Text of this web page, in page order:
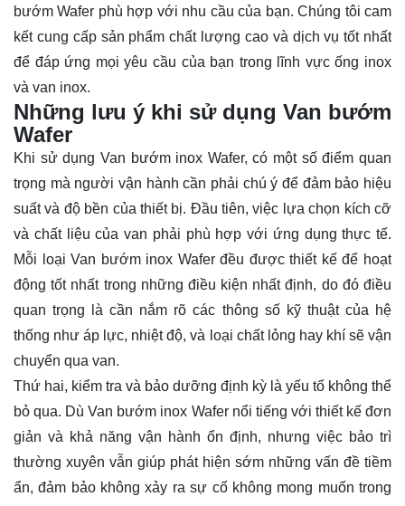
bướm Wafer phù hợp với nhu cầu của bạn. Chúng tôi cam
kết cung cấp sản phẩm chất lượng cao và dịch vụ tốt nhất
để đáp ứng mọi yêu cầu của bạn trong lĩnh vực ống inox
và van inox.
Những lưu ý khi sử dụng Van bướm
Wafer
Khi sử dụng Van bướm inox Wafer, có một số điểm quan
trọng mà người vận hành cần phải chú ý để đảm bảo hiệu
suất và độ bền của thiết bị. Đầu tiên, việc lựa chọn kích cỡ
và chất liệu của van phải phù hợp với ứng dụng thực tế.
Mỗi loại Van bướm inox Wafer đều được thiết kế để hoạt
động tốt nhất trong những điều kiện nhất định, do đó điều
quan trọng là cần nắm rõ các thông số kỹ thuật của hệ
thống như áp lực, nhiệt độ, và loại chất lỏng hay khí sẽ vận
chuyển qua van.
Thứ hai, kiểm tra và bảo dưỡng định kỳ là yếu tố không thể
bỏ qua. Dù Van bướm inox Wafer nổi tiếng với thiết kế đơn
giản và khả năng vận hành ổn định, nhưng việc bảo trì
thường xuyên vẫn giúp phát hiện sớm những vấn đề tiềm
ẩn, đảm bảo không xảy ra sự cố không mong muốn trong